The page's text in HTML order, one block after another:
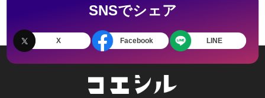
SNSでシェア
X Facebook LINE